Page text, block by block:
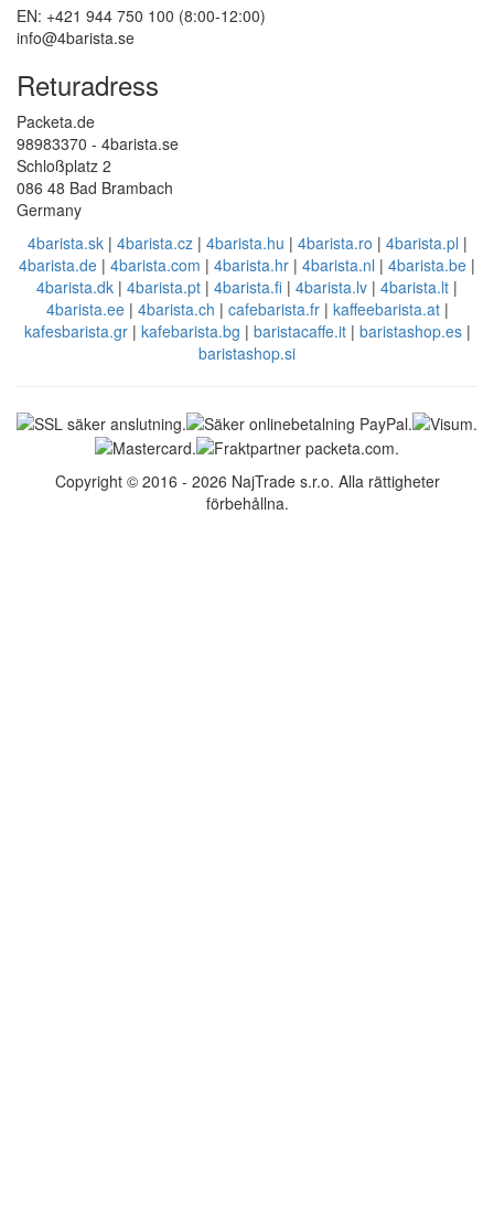
EN: +421 944 750 100 (8:00-12:00)
info@4barista.se
Returadress
Packeta.de
98983370 - 4barista.se
Schloßplatz 2
086 48 Bad Brambach
Germany
4barista.sk| 4barista.cz| 4barista.hu | 4barista.ro | 4barista.pl |
4barista.de | 4barista.com | 4barista.hr | 4barista.nl | 4barista.be |
4barista.dk | 4barista.pt | 4barista.fi | 4barista.lv | 4barista.lt |
4barista.ee| 4barista.ch | cafebarista.fr| kaffeebarista.at|
kafesbarista.gr| kafebarista.bg | baristacaffe.it| baristashop.es|
baristashop.si
Copyright © 2016 - 2026 NajTrade s.r.o. Alla rättigheter
förbehållna.